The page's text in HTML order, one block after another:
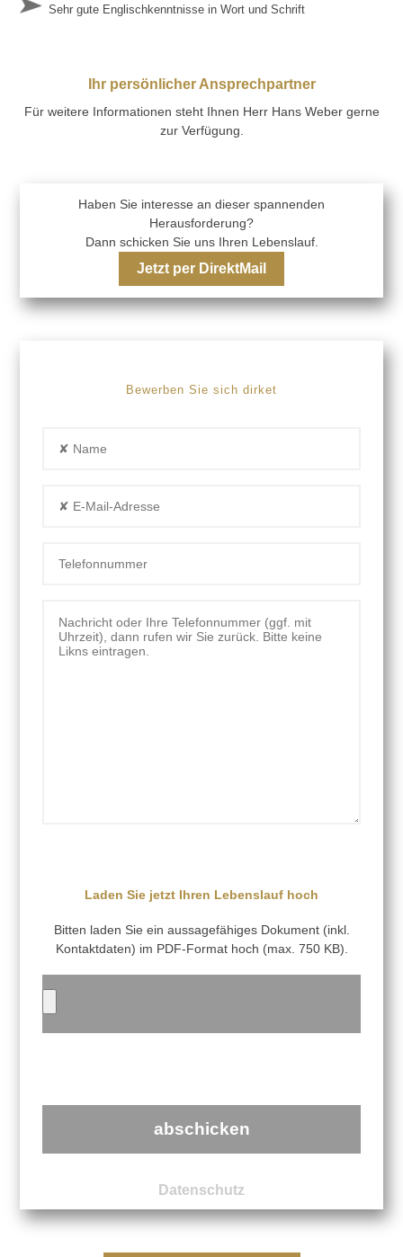
Sehr gute Englischkenntnisse in Wort und Schrift
Ihr persönlicher Ansprechpartner
Für weitere Informationen steht Ihnen Herr Hans Weber gerne
zur Verfügung.
Haben Sie interesse an dieser spannenden
Herausforderung?
Dann schicken Sie uns Ihren Lebenslauf.
Jetzt per DirektMail
Bewerben Sie sich dirket
Laden Sie jetzt Ihren Lebenslauf hoch
Bitten laden Sie ein aussagefähiges Dokument (inkl.
Kontaktdaten) im PDF-Format hoch (max. 750 KB).
abschicken
Datenschutz